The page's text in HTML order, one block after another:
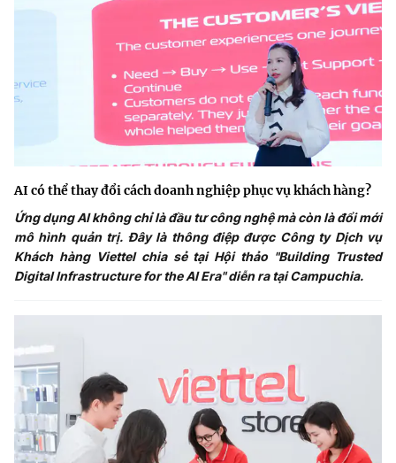
AI có thể thay đổi cách doanh nghiệp phục vụ khách hàng?
Ứng dụng AI không chỉ là đầu tư công nghệ mà còn là đổi mới
mô hình quản trị. Đây là thông điệp được Công ty Dịch vụ
Khách hàng Viettel chia sẻ tại Hội thảo "Building Trusted
Digital Infrastructure for the AI Era" diễn ra tại Campuchia.